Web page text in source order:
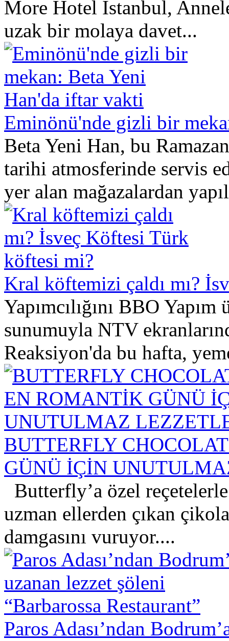
More Hotel İstanbul,
uzak bir molaya davet...
Eminönü'nde gizli bir
Beta Yeni Han, bu
tarihi atmosferinde servis
yer alan mağazalardan
Kral köftemizi çaldı mı?
Yapımcılığını BBO
sunumuyla NTV
Reaksiyon'da bu hafta,
BUTTERFLY
GÜNÜ İÇİN
Butterfly’a özel
uzman ellerden çıkan
damgasını vuruyor....
Paros Adası’ndan